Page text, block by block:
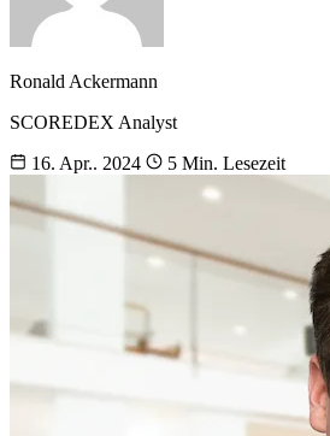
Ronald Ackermann
SCOREDEX Analyst
16. Apr.. 2024
5 Min. Lesezeit